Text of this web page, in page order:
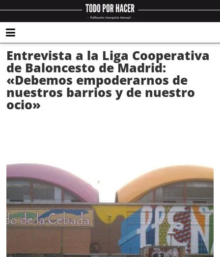
Entrevista a la Liga Cooperativa
de Baloncesto de Madrid:
«Debemos empoderarnos de
nuestros barrios y de nuestro
ocio»